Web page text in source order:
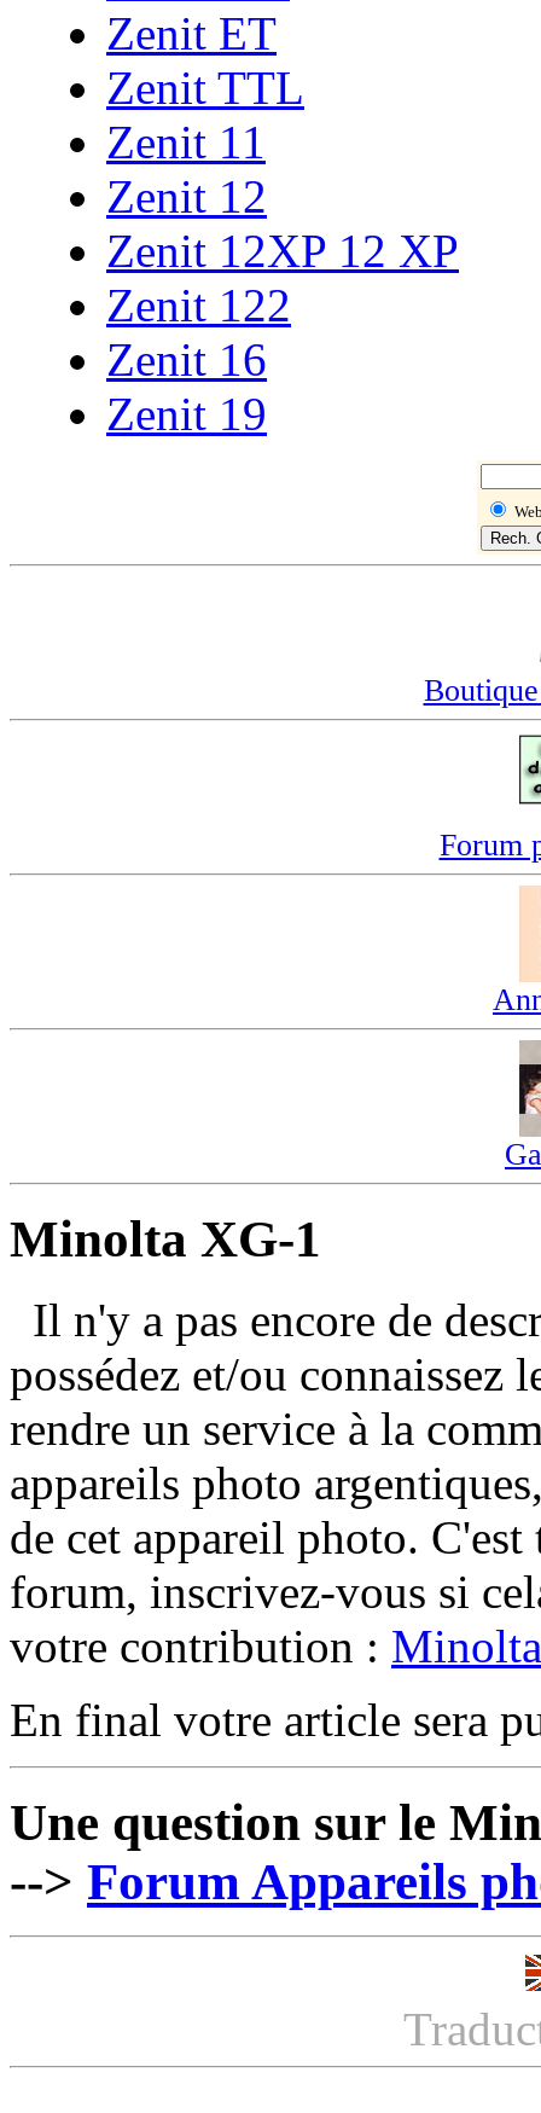
Zenit ET
Zenit TTL
Zenit 11
Zenit 12
Zenit 12XP 12 XP
Zenit 122
Zenit 16
Zenit 19
Forum
Minolta XG-1
Il n'y a pas encore de
possédez et/ou
rendre un service à la
appareils photo
de cet appareil photo.
forum, inscrivez-vous si
votre contribution :
En final votre article sera
Une question sur le
--> Forum Appareils